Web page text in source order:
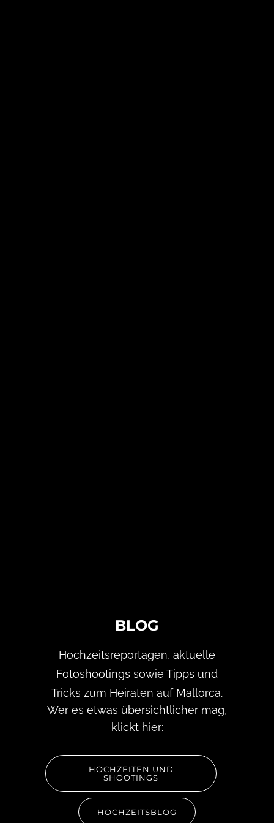
BLOG
Hochzeitsreportagen, aktuelle
Fotoshootings sowie Tipps und
Tricks zum Heiraten auf Mallorca.
Wer es etwas übersichtlicher mag,
klickt hier:
HOCHZEITEN UND
SHOOTINGS
HOCHZEITSBLOG